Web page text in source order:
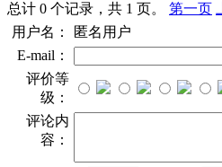
总计 0 个记录，共 1 页。 第一页
用户名：
匿名用户
E-mail：
评价等
级：
评论内
容：